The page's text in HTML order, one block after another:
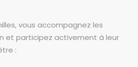
vous accompagnez les
et participez activement à leur
: